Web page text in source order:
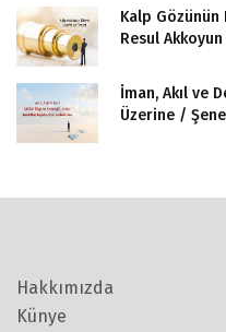
Kalp
Resul Akkoyun
İman, Akıl ve
Üzerine /
Hakkımızda
Künye